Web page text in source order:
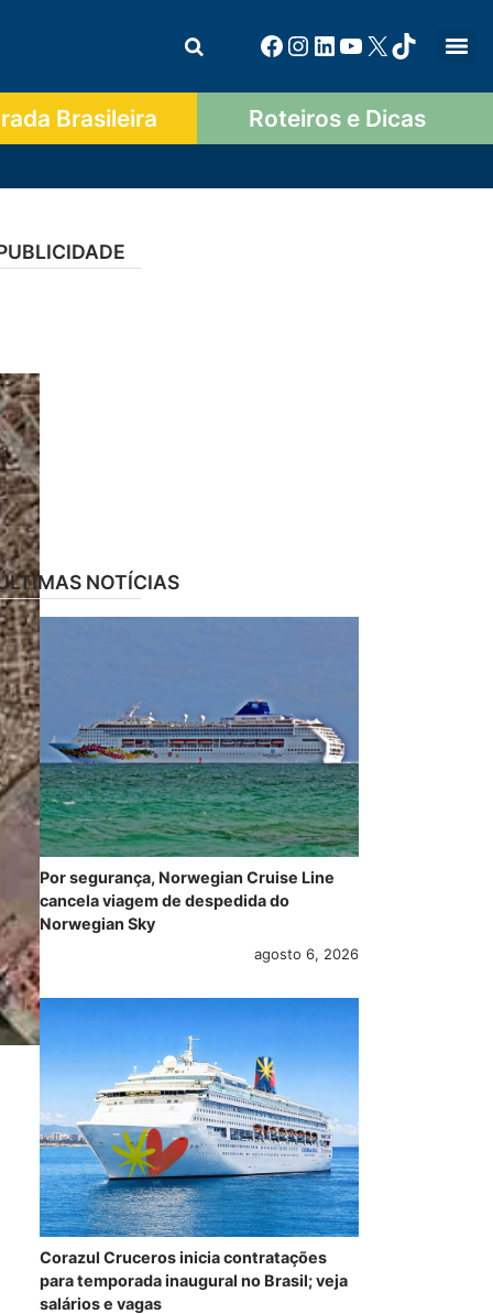
Brasileira Roteiros e Dicas
NOTÍCIAS
Por segurança, Norwegian Cruise Line
cancela viagem de despedida do
Norwegian Sky
agosto 6, 2026
Corazul Cruceros inicia contratações
para temporada inaugural no Brasil; veja
salários e vagas